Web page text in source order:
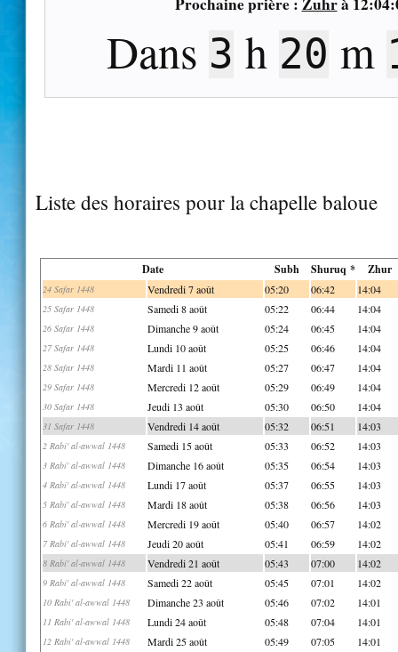
Dans 3 h 20 m
Liste des horaires pour la chapelle baloue
Date Subh Shuruq * Zhur
24 Safar 1448 Vendredi 7 août 05:20 06:42 14:04
25 Safar 1448 Samedi 8 août 05:22 06:44 14:04
26 Safar 1448 Dimanche 9 août 05:24 06:45 14:04
27 Safar 1448 Lundi 10 août 05:25 06:46 14:04
28 Safar 1448 Mardi 11 août 05:27 06:47 14:04
29 Safar 1448 Mercredi 12 août 05:29 06:49 14:04
30 Safar 1448 Jeudi 13 août 05:30 06:50 14:04
31 Safar 1448 Vendredi 14 août 05:32 06:51 14:03
2 Rabi' al-awwal 1448 Samedi 15 août 05:33 06:52 14:03
3 Rabi' al-awwal 1448 Dimanche 16 août 05:35 06:54 14:03
4 Rabi' al-awwal 1448 Lundi 17 août 05:37 06:55 14:03
5 Rabi' al-awwal 1448 Mardi 18 août 05:38 06:56 14:03
6 Rabi' al-awwal 1448 Mercredi 19 août 05:40 06:57 14:02
7 Rabi' al-awwal 1448 Jeudi 20 août 05:41 06:59 14:02
8 Rabi' al-awwal 1448 Vendredi 21 août 05:43 07:00 14:02
9 Rabi' al-awwal 1448 Samedi 22 août 05:45 07:01 14:02
10 Rabi' al-awwal 1448 Dimanche 23 août 05:46 07:02 14:01
11 Rabi' al-awwal 1448 Lundi 24 août 05:48 07:04 14:01
12 Rabi' al-awwal 1448 Mardi 25 août 05:49 07:05 14:01